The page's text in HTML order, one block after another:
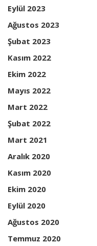
Eylül 2023
Ağustos 2023
Şubat 2023
Kasım 2022
Ekim 2022
Mayıs 2022
Mart 2022
Şubat 2022
Mart 2021
Aralık 2020
Kasım 2020
Ekim 2020
Eylül 2020
Ağustos 2020
Temmuz 2020